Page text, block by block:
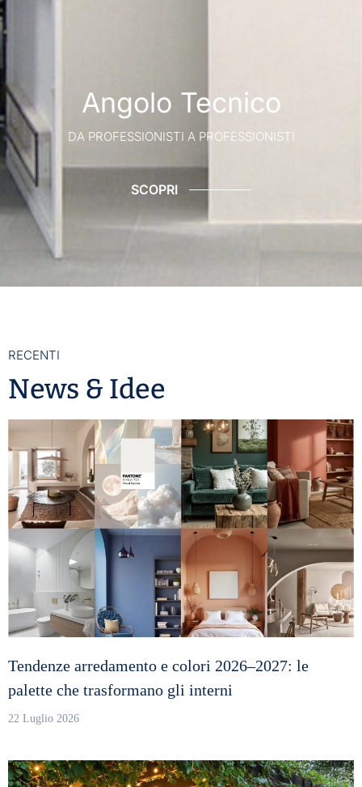
Angolo Tecnico
DA PROFESSIONISTI A PROFESSIONISTI
SCOPRI
RECENTI
News & Idee
Tendenze arredamento e colori 2026–2027: le
palette che trasformano gli interni
22 Luglio 2026